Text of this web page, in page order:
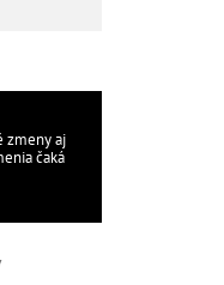
zmeny aj
čaká